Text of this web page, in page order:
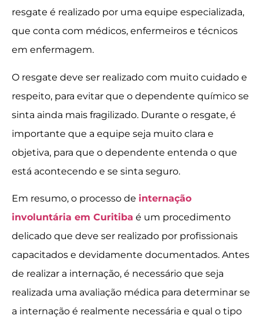
resgate é realizado por uma equipe especializada,
que conta com médicos, enfermeiros e técnicos
em enfermagem.
O resgate deve ser realizado com muito cuidado e
respeito, para evitar que o dependente químico se
sinta ainda mais fragilizado. Durante o resgate, é
importante que a equipe seja muito clara e
objetiva, para que o dependente entenda o que
está acontecendo e se sinta seguro.
Em resumo, o processo de internação
involuntária em Curitiba é um procedimento
delicado que deve ser realizado por profissionais
capacitados e devidamente documentados. Antes
de realizar a internação, é necessário que seja
realizada uma avaliação médica para determinar se
a internação é realmente necessária e qual o tipo